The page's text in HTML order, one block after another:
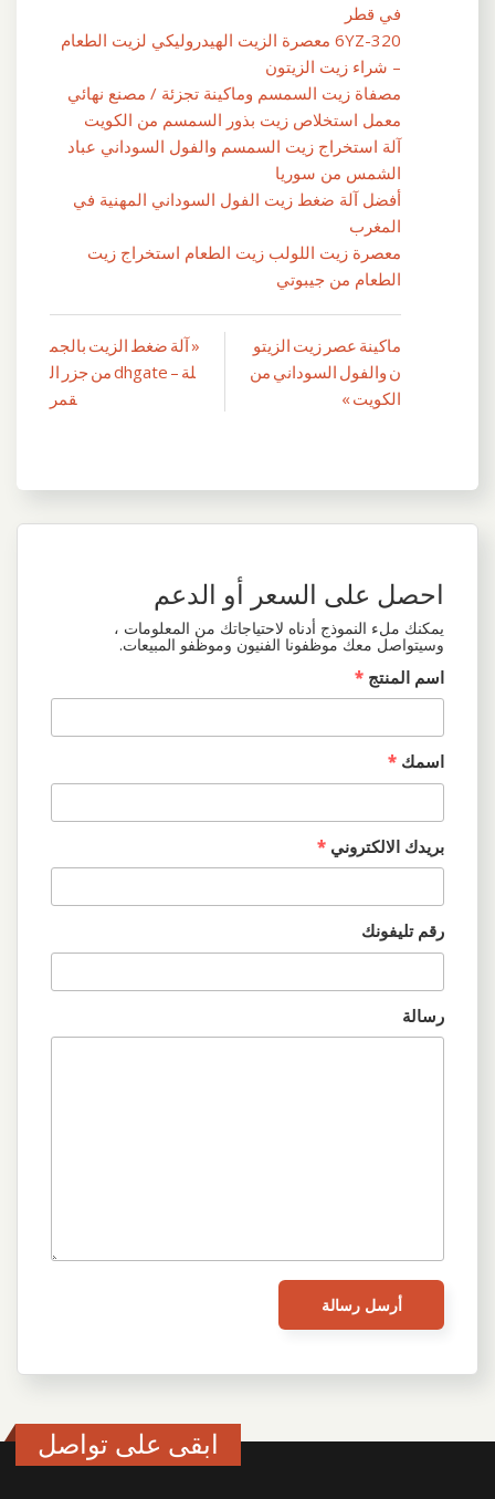
في قطر
6YZ-320 معصرة الزيت الهيدروليكي لزيت الطعام
– شراء زيت الزيتون
مصفاة زيت السمسم وماكينة تجزئة / مصنع نهائي
معمل استخلاص زيت بذور السمسم من الكويت
آلة استخراج زيت السمسم والفول السوداني عباد
الشمس من سوريا
أفضل آلة ضغط زيت الفول السوداني المهنية في
المغرب
معصرة زيت اللولب زيت الطعام استخراج زيت
الطعام من جيبوتي
تصفّح
المقالات
« آلة ضغط الزيت بالجم
لة – dhgate من جزر ال
قمر
ماكينة عصر زيت الزيتو
ن والفول السوداني من
الكويت »
احصل على السعر أو الدعم
يمكنك ملء النموذج أدناه لاحتياجاتك من المعلومات ،
وسيتواصل معك موظفونا الفنيون وموظفو المبيعات.
اسم المنتج *
اسمك *
بريدك الالكتروني *
رقم تليفونك
رسالة
ابقى على تواصل